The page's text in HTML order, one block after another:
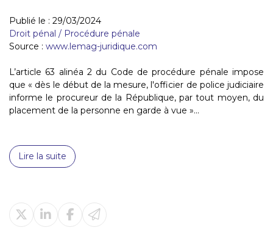
Publié le : 29/03/2024
Droit pénal / Procédure pénale
Source : www.lemag-juridique.com
L’article 63 alinéa 2 du Code de procédure pénale impose
que « dès le début de la mesure, l'officier de police judiciaire
informe le procureur de la République, par tout moyen, du
placement de la personne en garde à vue »...
Lire la suite